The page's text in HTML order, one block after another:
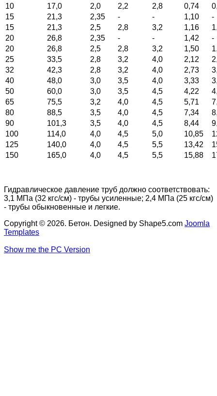
10
17,0 2,0 2,2 2,8 0,74
15
21,3 2,35 - - 1,10
-
15
21,3 2,5 2,8 3,2 1,16
20
26,8 2,35 - - 1,42
-
20
26,8 2,5 2,8 3,2 1,50
25
33,5 2,8 3,2 4,0 2,12
32
42,3 2,8 3,2 4,0 2,73
40
48,0 3,0 3,5 4,0 3,33
50
60,0 3,0 3,5 4,5 4,22
65
75,5 3,2 4,0 4,5 5,71
80
88,5 3,5 4,0 4,5 7,34
90
101,3 3,5 4,0 4,5 8,44
100
114,0 4,0 4,5 5,0 10,85
125
140,0 4,0 4,5 5,5 13,42
150
165,0 4,0 4,5 5,5 15,88
Гидравлическое давление труб должно соответствовать:
3,1 МПа (32 кгс/см) - трубы усиленные; 2,4 МПа (25 кгс/см)
- трубы обыкновенные и легкие.
Copyright © 2026. Бетон. Designed by Shape5.com Joomla
Templates
Show me the PC Version